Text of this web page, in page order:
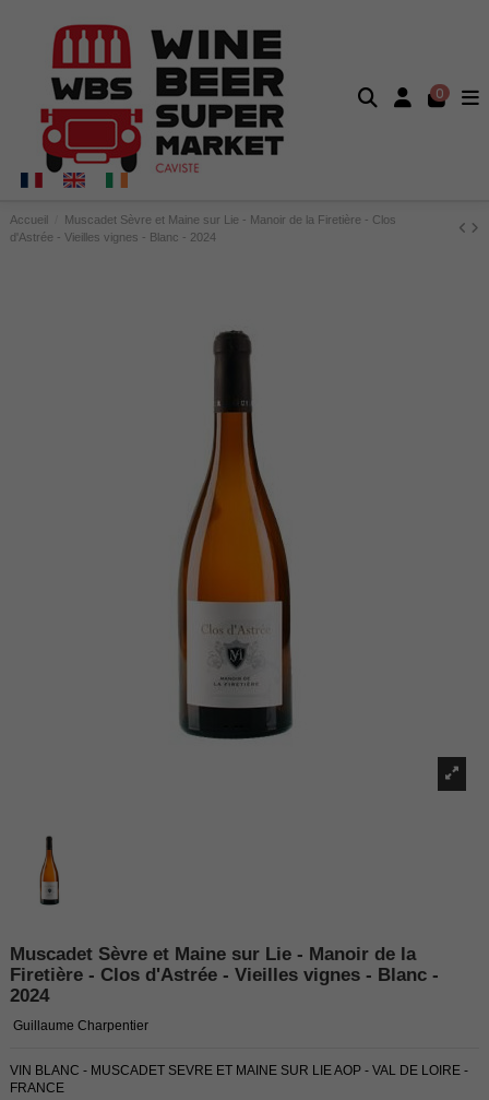
0
Accueil
Muscadet Sèvre et Maine sur Lie - Manoir de la Firetière - Clos
d'Astrée - Vieilles vignes - Blanc - 2024
Muscadet Sèvre et Maine sur Lie - Manoir de la
Firetière - Clos d'Astrée - Vieilles vignes - Blanc -
2024
Guillaume Charpentier
VIN BLANC - MUSCADET SEVRE ET MAINE SUR LIE AOP - VAL DE LOIRE -
FRANCE